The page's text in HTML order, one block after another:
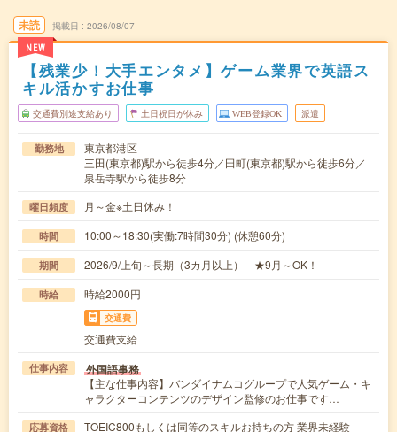
未読
NEW
掲載日 2026/08/07
【残業少！大手エンタメ】ゲーム業界で英語ス
キル活かすお仕事
交通費別途支給あり 土日祝日が休み WEB登録OK 派遣
勤務地
東京都港区
三田(東京都)駅から徒歩4分／田町(東京都)駅から徒歩6分／
泉岳寺駅から徒歩8分
曜日頻度 月～金※土日休み！
時間 10:00～18:30(実働:7時間30分) (休憩60分)
期間 2026/9/上旬～長期（3カ月以上） ★9月～OK！
時給 時給2000円
交通費
交通費支給
仕事内容 外国語事務
【主な仕事内容】バンダイナムコグループで人気ゲーム・キ
ャラクターコンテンツのデザイン監修のお仕事です…
応募資格 TOEIC800もしくは同等のスキルお持ちの方 業界未経験